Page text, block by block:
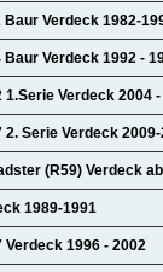
Baur Verdeck 1982-
Baur Verdeck 1992 -
1.Serie Verdeck 2004
2. Serie Verdeck
(R59) Verdeck
1989-1991
Verdeck 1996 - 2002